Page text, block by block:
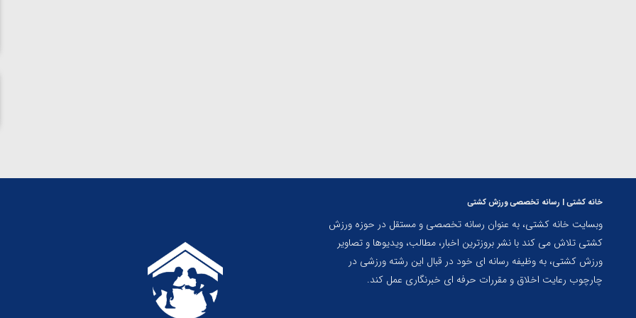
خانه کشتی | رسانه تخصصی ورزش کشتی
وبسایت خانه کشتی، به عنوان رسانه تخصصی و مستقل در حوزه ورزش
کشتی تلاش می کند با نشر بروزترین اخبار، مطالب، ویدیوها و تصاویر
ورزش کشتی، به وظیفه رسانه ای خود در قبال این رشته ورزشی در
چارچوب رعایت اخلاق و مقررات حرفه ای خبرنگاری عمل کند.